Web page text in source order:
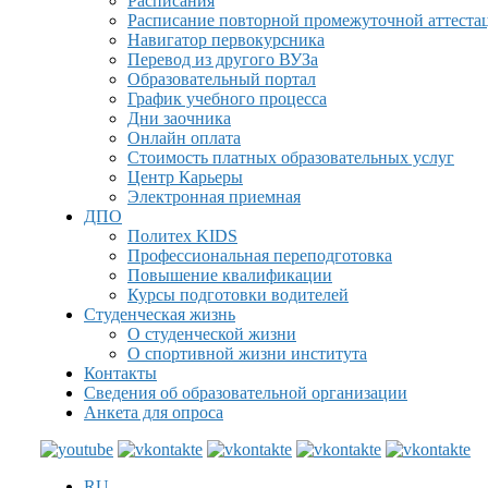
Расписание повторной промежуточной
Навигатор первокурсника
Перевод из другого ВУЗа
Образовательный портал
График учебного процесса
Дни заочника
Онлайн оплата
Стоимость платных образовательных услуг
Центр Карьеры
Электронная приемная
ДПО
Политех KIDS
Профессиональная переподготовка
Повышение квалификации
Курсы подготовки водителей
Студенческая жизнь
О студенческой жизни
О спортивной жизни института
Контакты
Сведения об образовательной организации
Анкета для опроса